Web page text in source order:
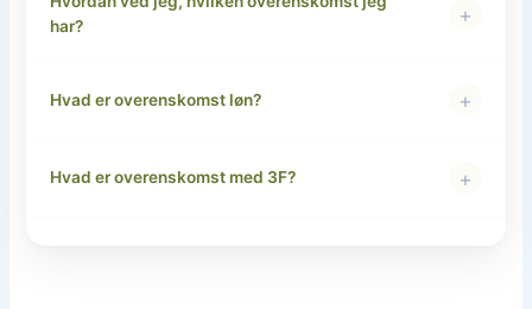
har?
+
Hvad er overenskomst løn? +
Hvad er overenskomst med 3F? +